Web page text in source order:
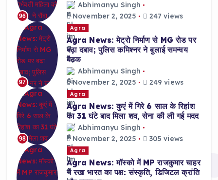
96
Abhimanyu Singh
November 2, 2025
247 views
97
Agra
Agra News: मेट्रो निर्माण से MG रोड पर
बढ़ा दबाव; पुलिस कमिश्नर ने बुलाई समन्वय
बैठक
Abhimanyu Singh
November 2, 2025
249 views
98
Agra
Agra News: कुएं में गिरे 6 साल के रिहांश
का 31 घंटे बाद मिला शव, सेना की ली गई मदद
Abhimanyu Singh
November 2, 2025
305 views
Agra
Agra News: मॉस्को में MP राजकुमार चाहर
ने रखा भारत का पक्ष: संस्कृति, डिजिटल क्रांति